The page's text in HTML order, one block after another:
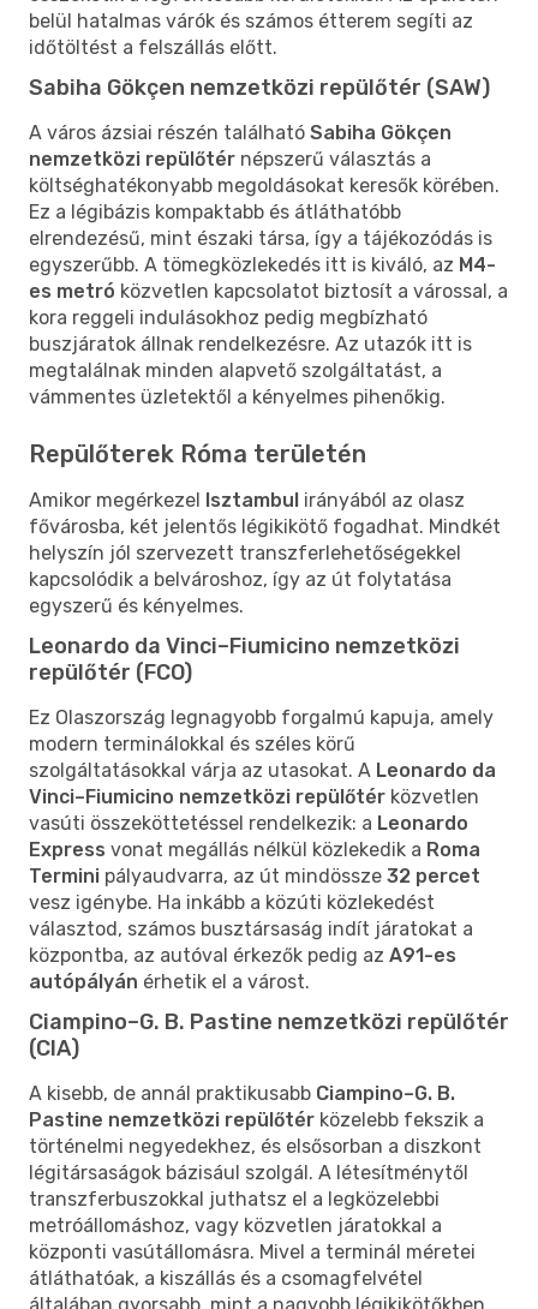
belül hatalmas várók és számos étterem segíti az
időtöltést a felszállás előtt.
Sabiha Gökçen nemzetközi repülőtér (SAW)
A város ázsiai részén található Sabiha Gökçen
nemzetközi repülőtér népszerű választás a
költséghatékonyabb megoldásokat keresők körében.
Ez a légibázis kompaktabb és átláthatóbb
elrendezésű, mint északi társa, így a tájékozódás is
egyszerűbb. A tömegközlekedés itt is kiváló, az M4-
es metró közvetlen kapcsolatot biztosít a várossal, a
kora reggeli indulásokhoz pedig megbízható
buszjáratok állnak rendelkezésre. Az utazók itt is
megtalálnak minden alapvető szolgáltatást, a
vámmentes üzletektől a kényelmes pihenőkig.
Repülőterek Róma területén
Amikor megérkezel Isztambul irányából az olasz
fővárosba, két jelentős légikikötő fogadhat. Mindkét
helyszín jól szervezett transzferlehetőségekkel
kapcsolódik a belvároshoz, így az út folytatása
egyszerű és kényelmes.
Leonardo da Vinci–Fiumicino nemzetközi
repülőtér (FCO)
Ez Olaszország legnagyobb forgalmú kapuja, amely
modern terminálokkal és széles körű
szolgáltatásokkal várja az utasokat. A Leonardo da
Vinci–Fiumicino nemzetközi repülőtér közvetlen
vasúti összeköttetéssel rendelkezik: a Leonardo
Express vonat megállás nélkül közlekedik a Roma
Termini pályaudvarra, az út mindössze 32 percet
vesz igénybe. Ha inkább a közúti közlekedést
választod, számos busztársaság indít járatokat a
központba, az autóval érkezők pedig az A91-es
autópályán érhetik el a várost.
Ciampino–G. B. Pastine nemzetközi repülőtér
(CIA)
A kisebb, de annál praktikusabb Ciampino–G. B.
Pastine nemzetközi repülőtér közelebb fekszik a
történelmi negyedekhez, és elsősorban a diszkont
légitársaságok bázisául szolgál. A létesítménytől
transzferbuszokkal juthatsz el a legközelebbi
metróállomáshoz, vagy közvetlen járatokkal a
központi vasútállomásra. Mivel a terminál méretei
átláthatóak, a kiszállás és a csomagfelvétel